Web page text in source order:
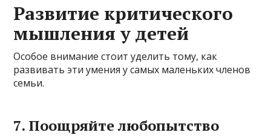
Развитие критического
мышления у детей
Особое внимание стоит уделить тому, как
развивать эти умения у самых маленьких членов
семьи.
7. Поощряйте любопытство